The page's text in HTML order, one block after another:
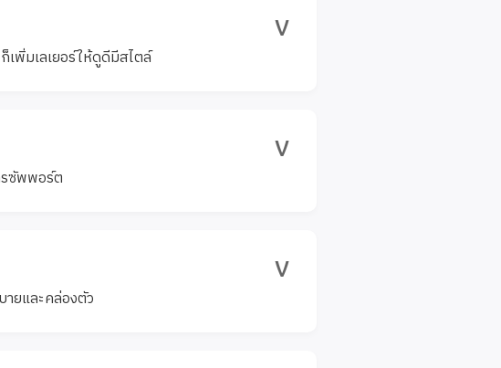
v
เพิ่มเลเยอร์ให้ดูดีมีสไตล์
v
รซัพพอร์ต
v
ยและคล่องตัว